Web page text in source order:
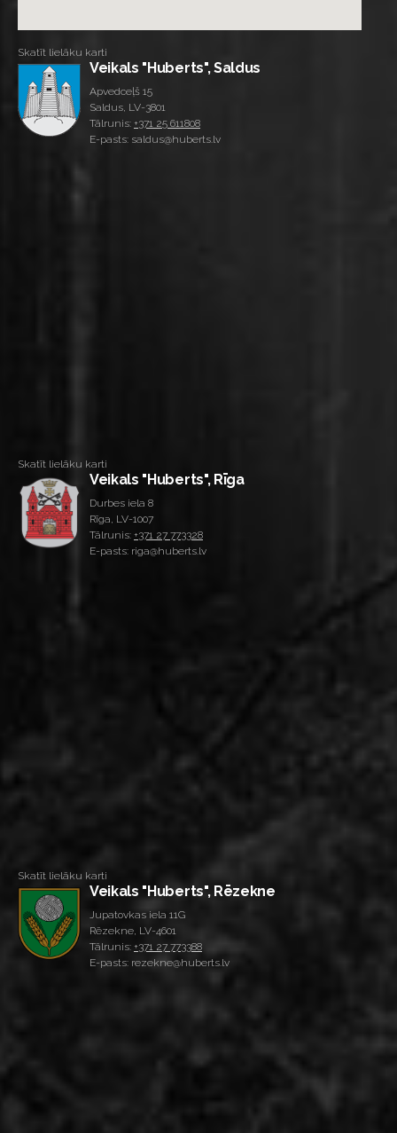
Skatīt lielāku karti
Veikals "Huberts", Saldus
Apvedceļš 15
Saldus, LV-3801
Tālrunis: +371 25 611808
E-pasts: saldus@huberts.lv
Skatīt lielāku karti
Veikals "Huberts", Rīga
Durbes iela 8
Rīga, LV-1007
Tālrunis: +371 27 773328
E-pasts: riga@huberts.lv
Skatīt lielāku karti
Veikals "Huberts", Rēzekne
Jupatovkas iela 11G
Rēzekne, LV-4601
Tālrunis: +371 27 773388
E-pasts: rezekne@huberts.lv